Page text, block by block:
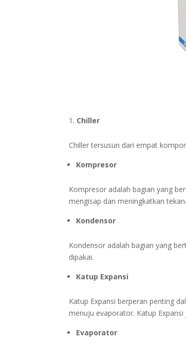
Chiller
Chiller tersusun dari empat
Kompresor
Kompresor adalah bagian yang
mengisap dan meningkatkan
Kondensor
Kondensor adalah bagian yang
dipakai.
Katup Expansi
Katup Expansi berperan penting
menuju evaporator. Katup
Evaporator